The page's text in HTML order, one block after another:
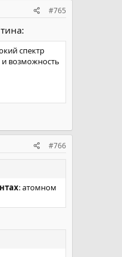
#765
спектр
возможность
#766
: атомном